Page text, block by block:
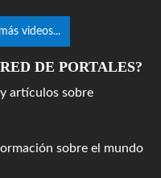
videos...
DE PORTALES?
artículos sobre
sobre el mundo